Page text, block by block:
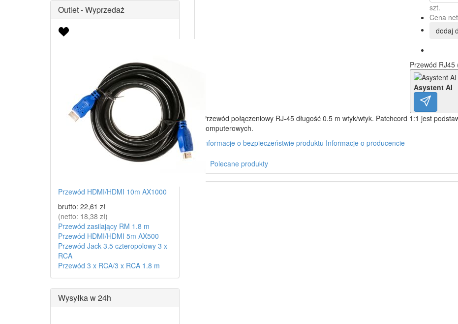
szt.
Cena
dodaj
Przewód
Asystent AI
Przewód połączeniowy RJ-45 długość 0.5 m wtyk/wtyk. Patchcord 1:1 jest
komputerowych.
Informacje o bezpieczeństwie produktu Informacje o producencie
Polecane produkty
Outlet - Wyprzedaż
Przewód HDMI/HDMI 10m AX1000
brutto: 22,61 zł
(netto: 18,38 zł)
Przewód zasilający RM 1.8 m
Przewód HDMI/HDMI 5m AX500
Przewód Jack 3.5 czteropolowy 3 x
RCA
Przewód 3 x RCA/3 x RCA 1.8 m
Wysyłka w 24h